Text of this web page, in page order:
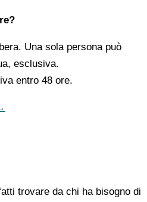
Una sola persona può
esclusiva.
entro 48 ore.
trovare da chi ha bisogno di